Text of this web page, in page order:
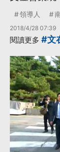
領導人
2018/4/28 07:39
閱讀更多 #文